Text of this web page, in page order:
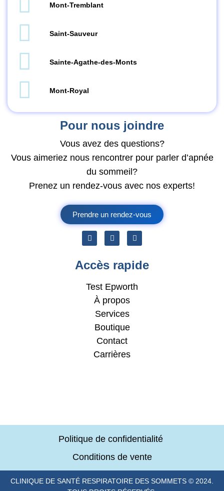
Mont-Tremblant
Saint-Sauveur
Sainte-Agathe-des-Monts
Mont-Royal
Pour nous joindre
Vous avez des questions?
Vous aimeriez nous rencontrer pour parler d’apnée
du sommeil?
Prenez un rendez-vous avec nos experts!
Prendre un rendez-vous
Accès rapide
Test Epworth
À propos
Services
Boutique
Contact
Carrières
Politique de confidentialité
Conditions de vente
CLINIQUE DE SANTÉ RESPIRATOIRE DES SOMMETS © 2024.